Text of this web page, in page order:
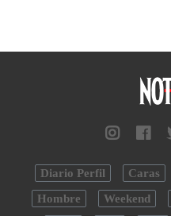
Diario Perfil Caras
Hombre
Weekend